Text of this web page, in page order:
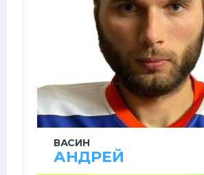
ВАСИН
АНДРЕЙ